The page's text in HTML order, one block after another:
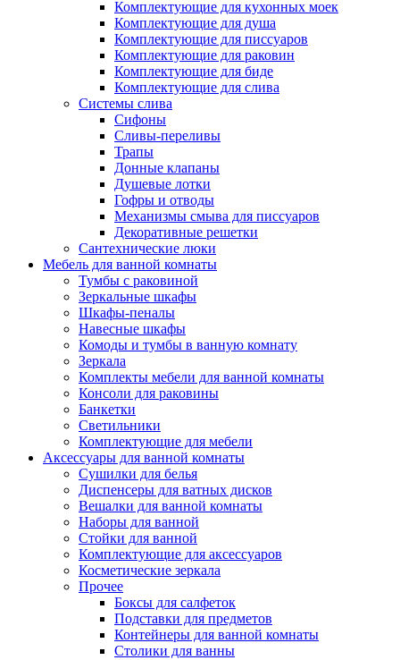
Комплектующие для кухонных моек
Комплектующие для душа
Комплектующие для писсуаров
Комплектующие для раковин
Комплектующие для биде
Комплектующие для слива
Системы слива
Сифоны
Сливы-переливы
Трапы
Донные клапаны
Душевые лотки
Гофры и отводы
Механизмы смыва для писсуаров
Декоративные решетки
Сантехнические люки
Мебель для ванной комнаты
Тумбы с раковиной
Зеркальные шкафы
Шкафы-пеналы
Навесные шкафы
Комоды и тумбы в ванную комнату
Зеркала
Комплекты мебели для ванной комнаты
Консоли для раковины
Банкетки
Светильники
Комплектующие для мебели
Аксессуары для ванной комнаты
Сушилки для белья
Диспенсеры для ватных дисков
Вешалки для ванной комнаты
Наборы для ванной
Стойки для ванной
Комплектующие для аксессуаров
Косметические зеркала
Прочее
Боксы для салфеток
Подставки для предметов
Контейнеры для ванной комнаты
Столики для ванны